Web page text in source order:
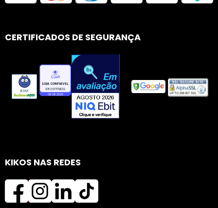
CERTIFICADOS DE SEGURANÇA
KIKOS NAS REDES